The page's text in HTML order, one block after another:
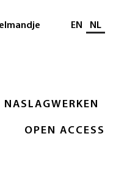
NASLAGWERKEN
OPEN ACCESS
Selecteer taal
EN NL